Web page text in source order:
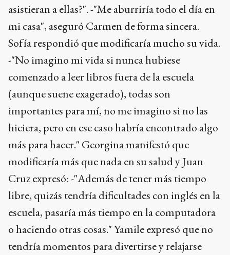
asistieran a ellas?". -"Me aburriría todo el día en
mi casa", aseguró Carmen de forma sincera.
Sofía respondió que modificaría mucho su vida.
-"No imagino mi vida si nunca hubiese
comenzado a leer libros fuera de la escuela
(aunque suene exagerado), todas son
importantes para mí, no me imagino si no las
hiciera, pero en ese caso habría encontrado algo
más para hacer." Georgina manifestó que
modificaría más que nada en su salud y Juan
Cruz expresó: -"Además de tener más tiempo
libre, quizás tendría dificultades con inglés en la
escuela, pasaría más tiempo en la computadora
o haciendo otras cosas." Yamile expresó que no
tendría momentos para divertirse y relajarse